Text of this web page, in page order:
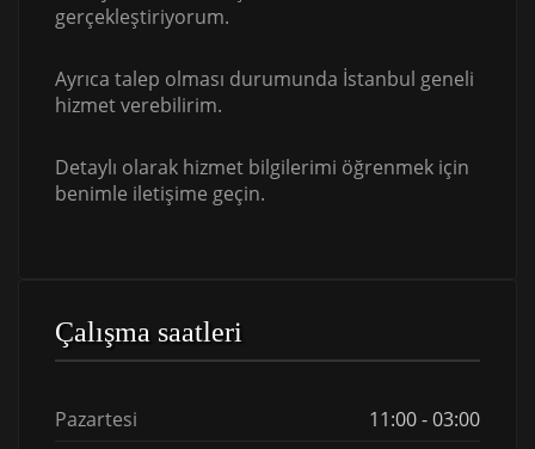
gerçekleştiriyorum.
Ayrıca talep olması durumunda İstanbul geneli
hizmet verebilirim.
Detaylı olarak hizmet bilgilerimi öğrenmek için
benimle iletişime geçin.
Çalışma saatleri
Pazartesi
11:00 - 03:00